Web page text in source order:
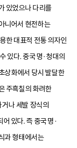
있었으나 다리를
니어서 현전하는
한 대표적 전통 의자인
있다. 중국 명·청대의
상화에서 당시 발달한
주흑칠의 화려한
나 세발 장식의
있다. 즉 중국 명·
과 형태에서는